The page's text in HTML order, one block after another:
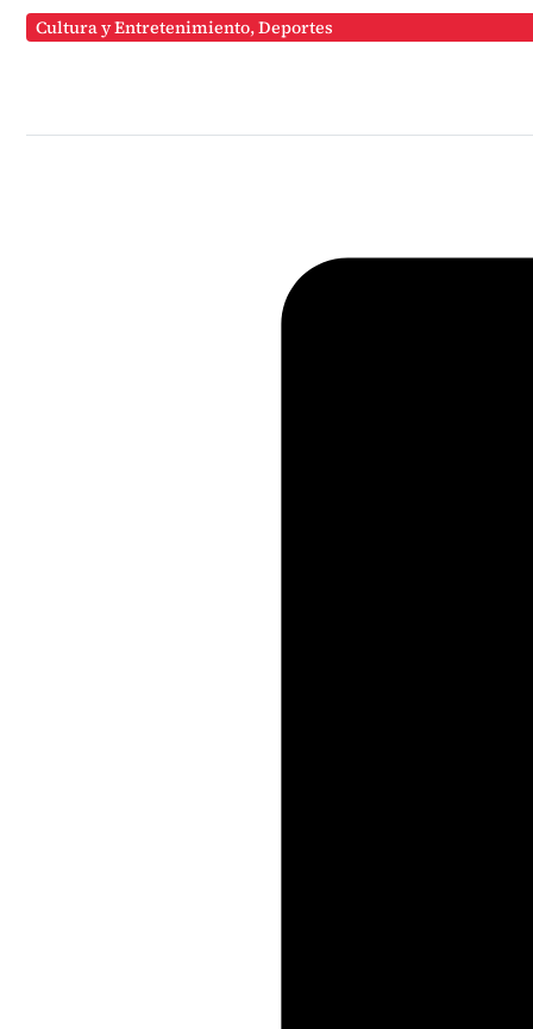
Cultura y Entretenimiento,Deportes